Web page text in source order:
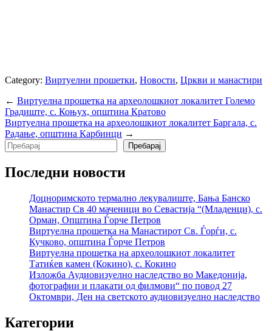
Category: Виртуелни прошетки, Новости, Цркви и манастири
← Виртуелна прошетка на археолошкиот локалитет Големо
Градиште, с. Коњух, општина Кратово
Виртуелна прошетка на археолошкиот локалитет Баргала, с.
Радање, општина Карбинци →
Search
Пребарај
Последни новости
Доцноримското термално лекувалиште, Бања Банско
Манастир Св 40 маченици во Севастија “(Младенци), с.
Орман, Општина Ѓорче Петров
Виртуелна прошетка на Манастирот Св. Ѓорѓи, с.
Кучково, општина Ѓорче Петров
Виртуелна прошетка на археолошкиот локалитет
Татиќев камен (Кокино), с. Кокино
Изложба Аудиовизуелно наследство во Македонија,
фотографии и плакати од филмови“ по повод 27
Октомври, Ден на светското аудиовизуелно наследство
Категории